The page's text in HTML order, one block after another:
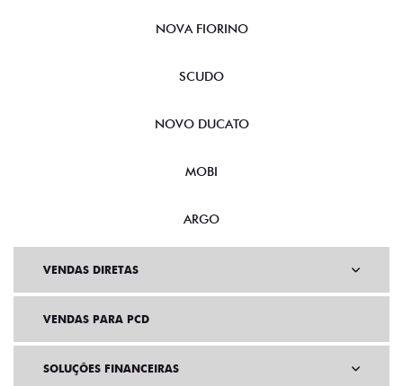
NOVA FIORINO
SCUDO
NOVO DUCATO
MOBI
ARGO
VENDAS DIRETAS
VENDAS PARA PCD
SOLUÇÕES FINANCEIRAS